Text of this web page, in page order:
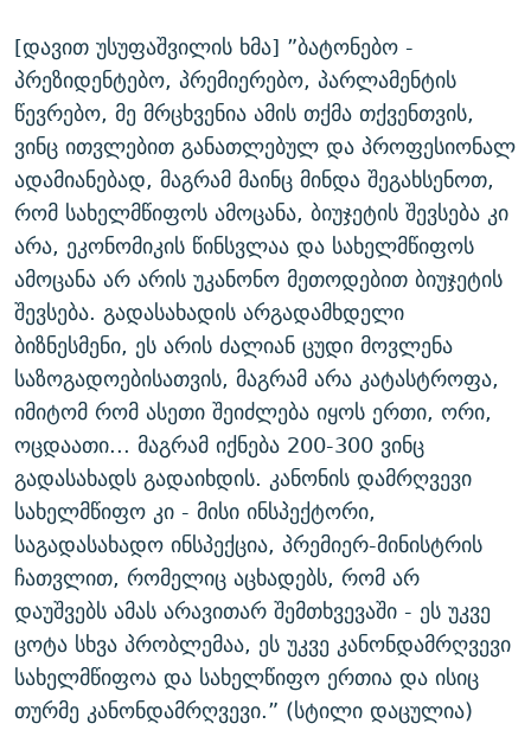
[დავით უსუფაშვილის ხმა] ”ბატონებო -
პრეზიდენტებო, პრემიერებო, პარლამენტის
წევრებო, მე მრცხვენია ამის თქმა თქვენთვის,
ვინც ითვლებით განათლებულ და პროფესიონალ
ადამიანებად, მაგრამ მაინც მინდა შეგახსენოთ,
რომ სახელმწიფოს ამოცანა, ბიუჯეტის შევსება კი
არა, ეკონომიკის წინსვლაა და სახელმწიფოს
ამოცანა არ არის უკანონო მეთოდებით ბიუჯეტის
შევსება. გადასახადის არგადამხდელი
ბიზნესმენი, ეს არის ძალიან ცუდი მოვლენა
საზოგადოებისათვის, მაგრამ არა კატასტროფა,
იმიტომ რომ ასეთი შეიძლება იყოს ერთი, ორი,
ოცდაათი... მაგრამ იქნება 200-300 ვინც
გადასახადს გადაიხდის. კანონის დამრღვევი
სახელმწიფო კი - მისი ინსპექტორი,
საგადასახადო ინსპექცია, პრემიერ-მინისტრის
ჩათვლით, რომელიც აცხადებს, რომ არ
დაუშვებს ამას არავითარ შემთხვევაში - ეს უკვე
ცოტა სხვა პრობლემაა, ეს უკვე კანონდამრღვევი
სახელმწიფოა და სახელწიფო ერთია და ისიც
თურმე კანონდამრღვევი.” (სტილი დაცულია)